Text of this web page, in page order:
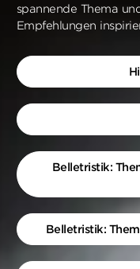
spannende Thema
Empfehlungen
Belletristik:
Belletristik: